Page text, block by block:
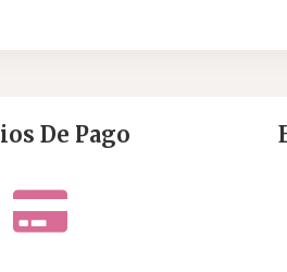
De Pago